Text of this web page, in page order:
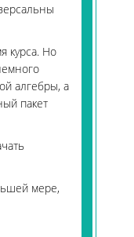
курса. Но
алгебры, а
пакет
мере,